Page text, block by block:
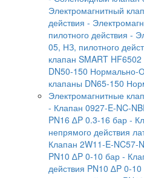
Электромагнитный
действия -
пилотного действия -
05, НЗ, пилотного
клапан SMART HF6502
DN50-150 Нормально-
клапаны DN65-150
Электромагнитные
- Клапан 0927-E-NC-
PN16 ∆P 0.3-16 бар -
непрямого действия
Клапан 2W11-E-NC57-
PN10 ∆P 0-10 бар -
действия PN10 ∆P 0-